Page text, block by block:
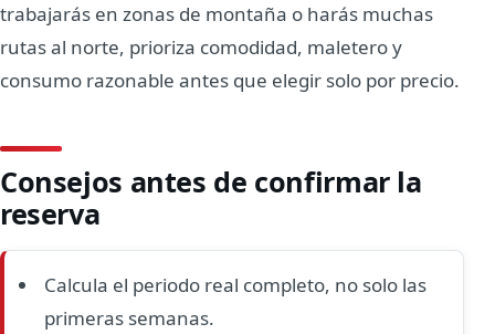
trabajarás en zonas de montaña o harás muchas
rutas al norte, prioriza comodidad, maletero y
consumo razonable antes que elegir solo por precio.
Consejos antes de confirmar la
reserva
Calcula el periodo real completo, no solo las
primeras semanas.